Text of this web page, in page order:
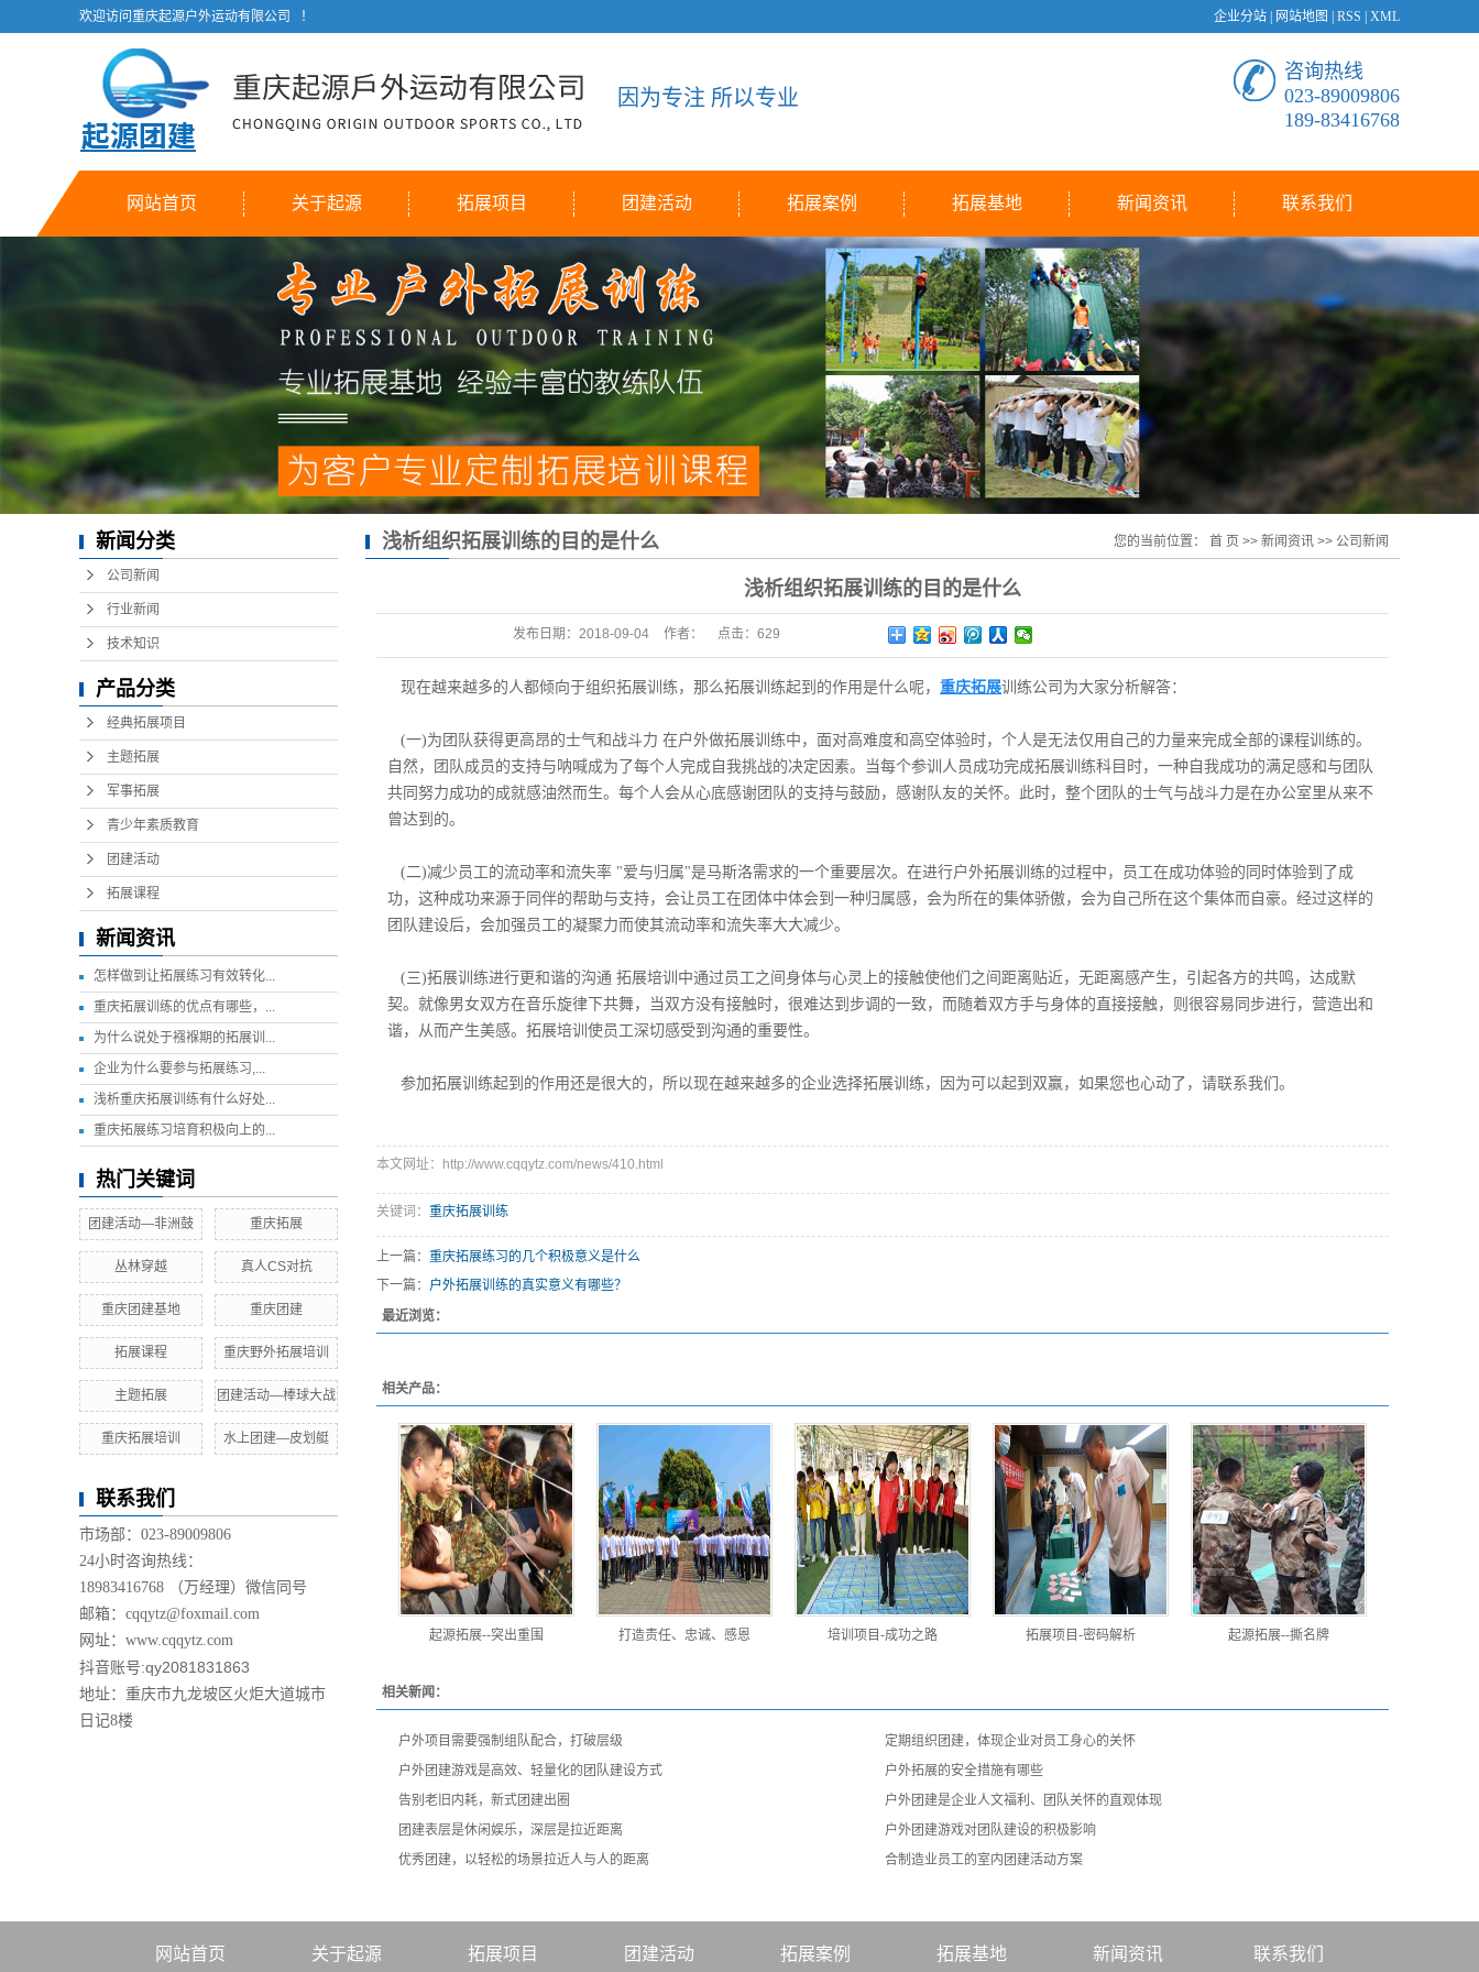
欢迎访问重庆起源户外运动有限公司 ！ 企业分站 网站地图 RSS XML
因为专注 所以专业
咨询热线
023-89009806
189-83416768
网站首页 关于起源 拓展项目 团建活动 拓展案例 拓展基地 新闻资讯 联系我们
新闻分类
公司新闻
行业新闻
技术知识
产品分类
经典拓展项目
主题拓展
军事拓展
青少年素质教育
团建活动
拓展课程
新闻资讯
怎样做到让拓展练习有效转化...
重庆拓展训练的优点有哪些，...
为什么说处于襁褓期的拓展训...
企业为什么要参与拓展练习,...
浅析重庆拓展训练有什么好处...
重庆拓展练习培育积极向上的...
热门关键词
团建活动—非洲鼓 重庆拓展
丛林穿越 真人CS对抗
重庆团建基地 重庆团建
拓展课程 重庆野外拓展培训
主题拓展 团建活动—棒球大战
重庆拓展培训 水上团建—皮划艇
联系我们
市场部：023-89009806
24小时咨询热线：
18983416768 （万经理）微信同号
邮箱：cqqytz@foxmail.com
网址： www.cqqytz.com
抖音账号:qy2081831863
地址：重庆市九龙坡区火炬大道城市
日记8楼
浅析组织拓展训练的目的是什么 您的当前位置： 首 页 >> 新闻资讯 >> 公司新闻
浅析组织拓展训练的目的是什么
发布日期： 2018-09-04 作者： 点击： 629
现在越来越多的人都倾向于组织拓展训练，那么拓展训练起到的作用是什么呢， 重庆拓展训练公司为大家分析解答：
(一)为团队获得更高昂的士气和战斗力 在户外做拓展训练中，面对高难度和高空体验时，个人是无法仅用自己的力量来完成全部的课程训练的。
自然，团队成员的支持与呐喊成为了每个人完成自我挑战的决定因素。当每个参训人员成功完成拓展训练科目时，一种自我成功的满足感和与团队
共同努力成功的成就感油然而生。每个人会从心底感谢团队的支持与鼓励，感谢队友的关怀。此时，整个团队的士气与战斗力是在办公室里从来不
曾达到的。
(二)减少员工的流动率和流失率 "爱与归属"是马斯洛需求的一个重要层次。在进行户外拓展训练的过程中，员工在成功体验的同时体验到了成
功，这种成功来源于同伴的帮助与支持，会让员工在团体中体会到一种归属感，会为所在的集体骄傲，会为自己所在这个集体而自豪。经过这样的
团队建设后，会加强员工的凝聚力而使其流动率和流失率大大减少。
(三)拓展训练进行更和谐的沟通 拓展培训中通过员工之间身体与心灵上的接触使他们之间距离贴近，无距离感产生，引起各方的共鸣，达成默
契。就像男女双方在音乐旋律下共舞，当双方没有接触时，很难达到步调的一致，而随着双方手与身体的直接接触，则很容易同步进行，营造出和
谐，从而产生美感。拓展培训使员工深切感受到沟通的重要性。
参加拓展训练起到的作用还是很大的，所以现在越来越多的企业选择拓展训练，因为可以起到双赢，如果您也心动了，请联系我们。
本文网址：http://www.cqqytz.com/news/410.html
关键词： 重庆拓展训练
上一篇： 重庆拓展练习的几个积极意义是什么
下一篇： 户外拓展训练的真实意义有哪些？
最近浏览：
相关产品：
起源拓展--突出重围 打造责任、忠诚、感恩 培训项目-成功之路 拓展项目-密码解析 起源拓展--撕名牌
相关新闻：
户外项目需要强制组队配合，打破层级
定期组织团建，体现企业对员工身心的关怀
户外团建游戏是高效、轻量化的团队建设方式
户外拓展的安全措施有哪些
告别老旧内耗，新式团建出圈
户外团建是企业人文福利、团队关怀的直观体现
团建表层是休闲娱乐，深层是拉近距离
户外团建游戏对团队建设的积极影响
优秀团建，以轻松的场景拉近人与人的距离
合制造业员工的室内团建活动方案
网站首页 关于起源 拓展项目 团建活动 拓展案例 拓展基地 新闻资讯 联系我们